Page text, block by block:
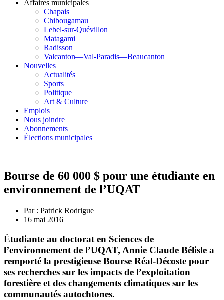
Affaires municipales
Chapais
Chibougamau
Lebel-sur-Quévillon
Matagami
Radisson
Valcanton—Val-Paradis—Beaucanton
Nouvelles
Actualités
Sports
Politique
Art & Culture
Emplois
Nous joindre
Abonnements
Élections municipales
Bourse de 60 000 $ pour une étudiante en
environnement de l’UQAT
Par : Patrick Rodrigue
16 mai 2016
Étudiante au doctorat en Sciences de
l’environnement de l’UQAT, Annie Claude Bélisle a
remporté la prestigieuse Bourse Réal-Décoste pour
ses recherches sur les impacts de l’exploitation
forestière et des changements climatiques sur les
communautés autochtones.